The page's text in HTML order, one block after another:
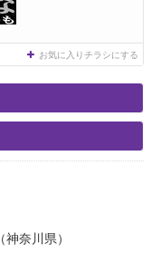
お気に入りチラシにする
（神奈川県）